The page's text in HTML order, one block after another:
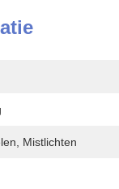
Mistlichten